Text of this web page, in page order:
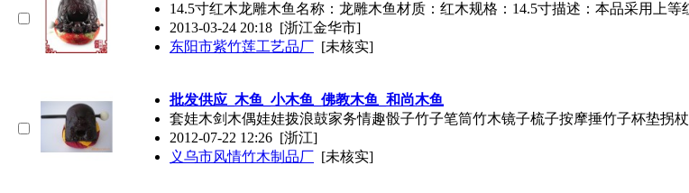
14.5寸红木龙雕木鱼名称：龙雕木鱼材质：红木规格：14.5寸描述：本品采用上
2013-03-24 20:18 [浙江金华市]
东阳市紫竹莲工艺品厂 [未核实]
批发供应_ 木鱼 _小木鱼 _佛教木鱼 _和尚木鱼
套娃木剑木偶娃娃拨浪鼓家务情趣骰子竹子笔筒竹木镜子梳子按摩捶竹子杯垫拐
2012-07-22 12:26 [浙江]
义乌市风情竹木制品厂 [未核实]